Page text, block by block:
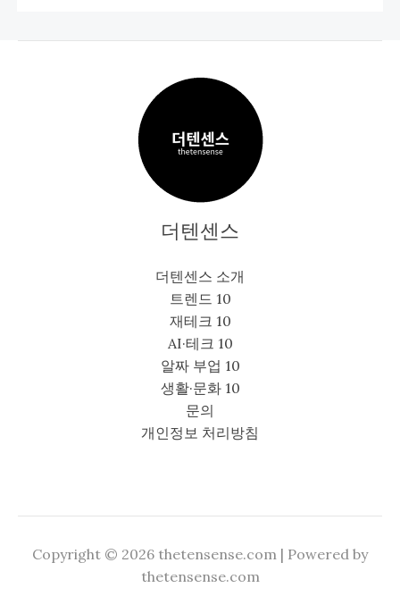
더텐센스
더텐센스 소개
트렌드 10
재테크 10
AI·테크 10
알짜 부업 10
생활·문화 10
문의
개인정보 처리방침
Copyright © 2026 thetensense.com | Powered by
thetensense.com